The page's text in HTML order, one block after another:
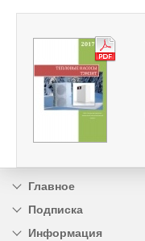
Главное
Подписка
Информация